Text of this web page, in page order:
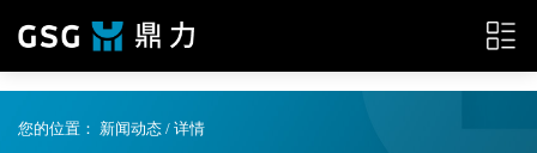
您的位置： 新闻动态 / 详情